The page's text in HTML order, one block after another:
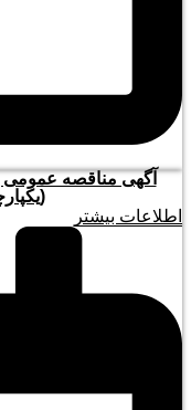
آگهی مناقصه عمومی
اطلاعات بیشتر